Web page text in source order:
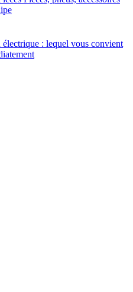
: lequel vous convient